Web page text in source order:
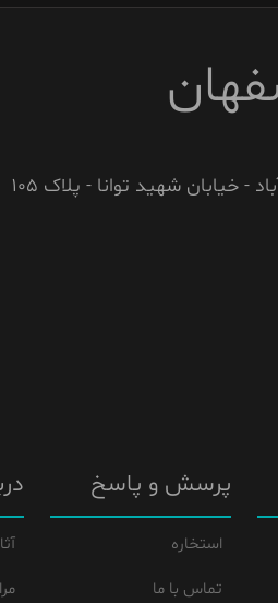
خیابان شهید توانا - پلاک 105
پرسش و پاسخ
استخاره
تماس با ما